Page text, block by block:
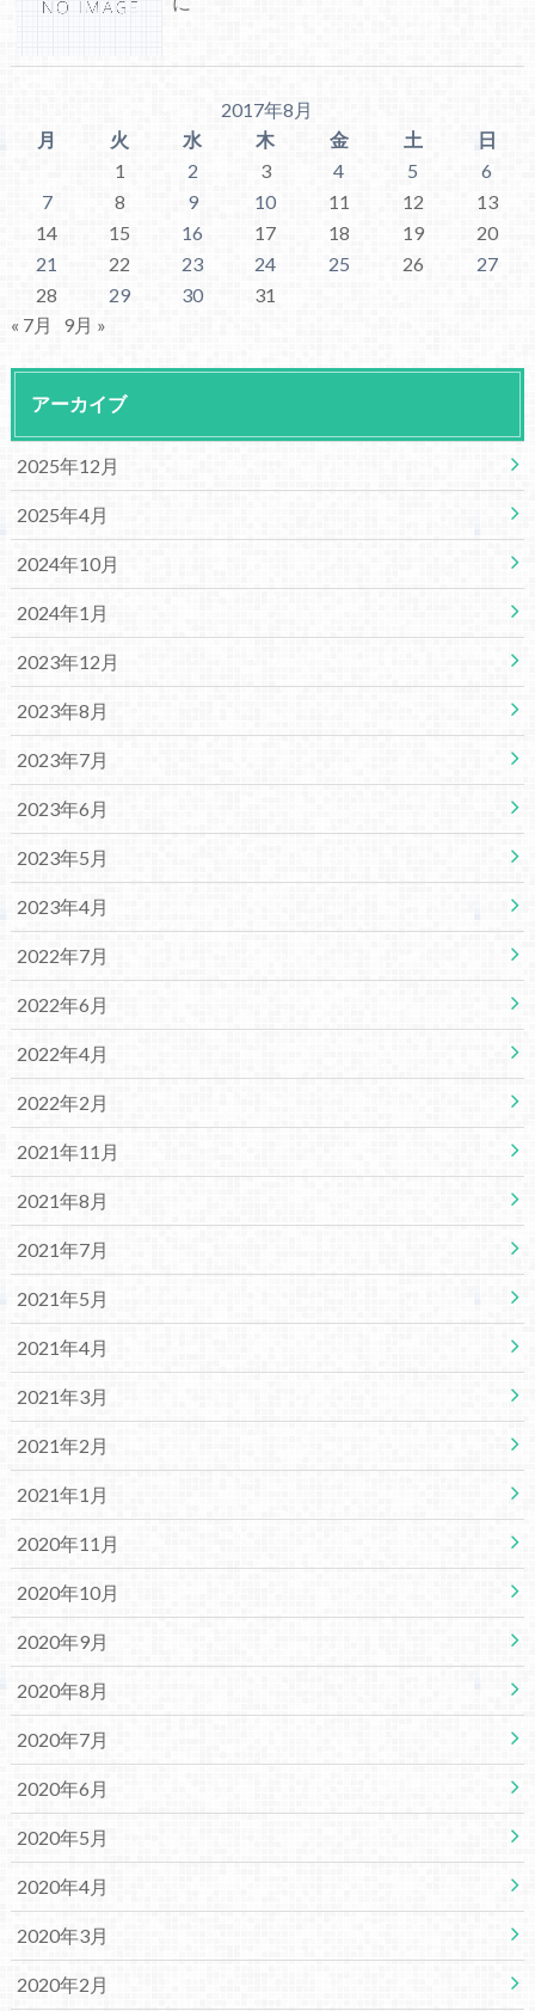
2017年8月
月
火 水 木 金 土
日
1
2 3 4 5
6
7
8 9 10 11 12
13
14
15 16 17 18 19
20
21
22 23 24 25 26
27
28
29 30
31
« 7月
9月 »
アーカイブ
2025年12月
2025年4月
2024年10月
2024年1月
2023年12月
2023年8月
2023年7月
2023年6月
2023年5月
2023年4月
2022年7月
2022年6月
2022年4月
2022年2月
2021年11月
2021年8月
2021年7月
2021年5月
2021年4月
2021年3月
2021年2月
2021年1月
2020年11月
2020年10月
2020年9月
2020年8月
2020年7月
2020年6月
2020年5月
2020年4月
2020年3月
2020年2月